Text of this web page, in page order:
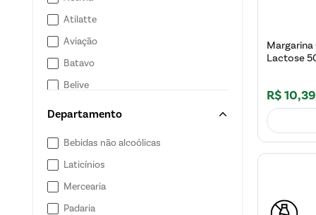
Atilatte
Aviação
Batavo
Belive
Departamento
Bebidas não alcoólicas
Laticínios
Mercearia
Padaria
Margarina
Lactose
R$10,39